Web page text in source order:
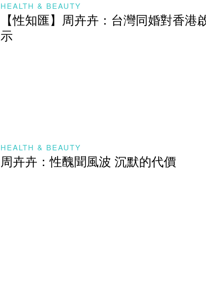
HEALTH & BEAUTY
【性知匯】周卉卉：台灣同婚對香港
示
HEALTH & BEAUTY
周卉卉：性醜聞風波 沉默的代價